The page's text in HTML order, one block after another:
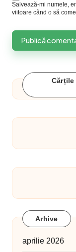
Salvează-mi numele,
viitoare când o să
Arhive
aprilie 2026